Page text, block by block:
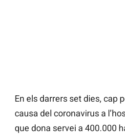
En els darrers set dies, cap
causa del coronavirus a
que dona servei a 400.000